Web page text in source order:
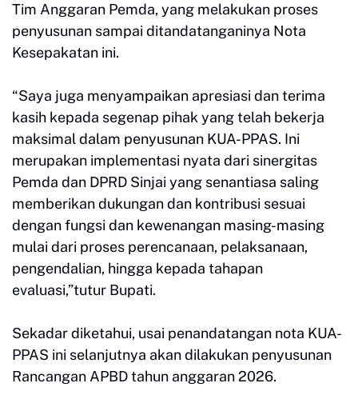
Tim Anggaran Pemda, yang melakukan proses
penyusunan sampai ditandatanganinya Nota
Kesepakatan ini.
“Saya juga menyampaikan apresiasi dan terima
kasih kepada segenap pihak yang telah bekerja
maksimal dalam penyusunan KUA-PPAS. Ini
merupakan implementasi nyata dari sinergitas
Pemda dan DPRD Sinjai yang senantiasa saling
memberikan dukungan dan kontribusi sesuai
dengan fungsi dan kewenangan masing-masing
mulai dari proses perencanaan, pelaksanaan,
pengendalian, hingga kepada tahapan
evaluasi,”tutur Bupati.
Sekadar diketahui, usai penandatangan nota KUA-
PPAS ini selanjutnya akan dilakukan penyusunan
Rancangan APBD tahun anggaran 2026.